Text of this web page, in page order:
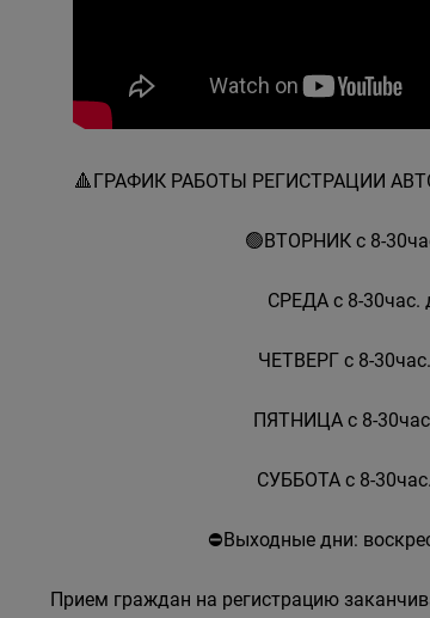
🔺️ГРАФИК РАБОТЫ РЕГИСТРАЦИИ
🟢ВТОРНИК с 8-
СРЕДА с 8-30час.
ЧЕТВЕРГ с 8-
ПЯТНИЦА с 8-
СУББОТА с 8-
⛔Выходные дни:
Прием граждан на регистрацию